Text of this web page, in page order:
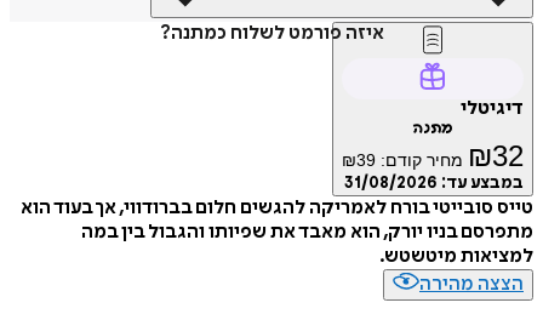
איזה פורמט לשלוח כמתנה?
דיגיטלי
מתנה
₪32 מחיר קודם: ₪39
במבצע עד: 31/08/2026
טייס סובייטי בורח לאמריקה להגשים חלום בברודווי, אך בעוד הוא
מתפרסם בניו יורק, הוא מאבד את שפיותו והגבול בין במה
למציאות מיטשטש.
הצצה מהירה